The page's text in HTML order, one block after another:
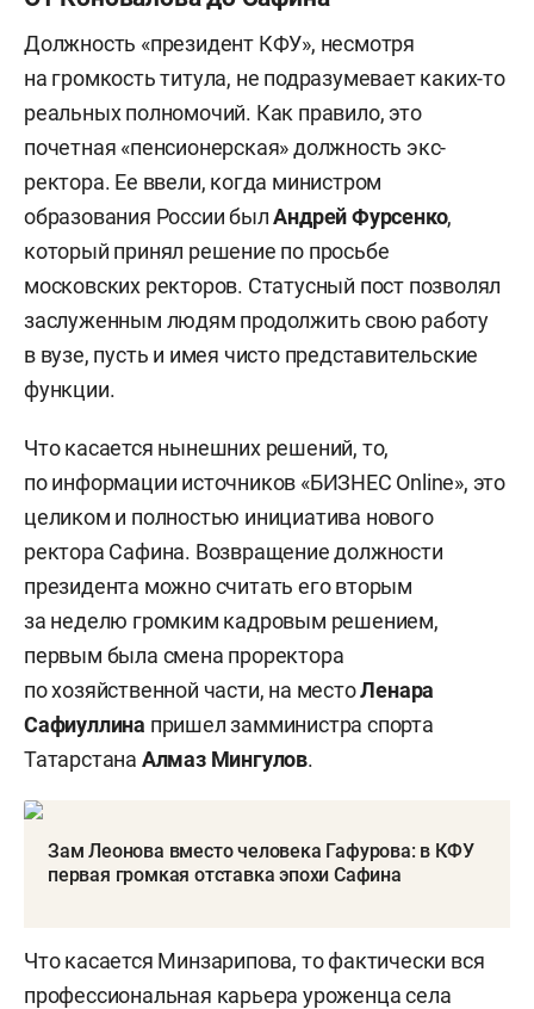
Должность «президент КФУ», несмотря
на громкость титула, не подразумевает каких-то
реальных полномочий. Как правило, это
почетная «пенсионерская» должность экс-
ректора. Ее ввели, когда министром
образования России былАндрей Фурсенко,
который принял решение по просьбе
московских ректоров. Статусный пост позволял
заслуженным людям продолжить свою работу
в вузе, пусть и имея чисто представительские
функции.
Что касается нынешних решений, то,
по информации источников «БИЗНЕС Online», это
целиком и полностью инициатива нового
ректора Сафина. Возвращение должности
президента можно считать его вторым
за неделю громким кадровым решением,
первым была смена проректора
по хозяйственной части, на местоЛенара
Сафиуллина пришел замминистра спорта
Татарстана Алмаз Мингулов.
Зам Леонова вместо человека Гафурова: в КФУ
первая громкая отставка эпохи Сафина
Что касается Минзарипова, то фактически вся
профессиональная карьера уроженца села